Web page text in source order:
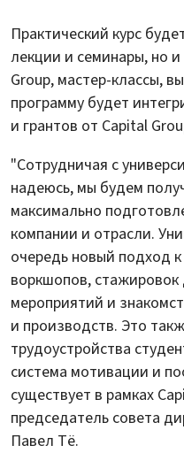
Практический курс
лекции и семинары, но
Group, мастер-классы,
программу будет
и грантов от Capital
"Сотрудничая с
надеюсь, мы будем
максимально
компании и отрасли.
очередь новый подход
воркшопов,
мероприятий и
и производств. Это
трудоустройства
система мотивации и
существует в рамках
председатель совета
Павел Тё.